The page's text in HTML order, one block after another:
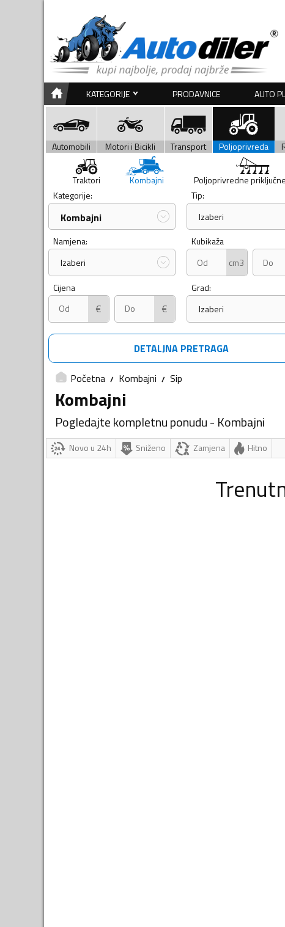
KATEGORIJE PRODAVNICE AUTO
Automobili Motori i Bicikli Transport Poljoprivreda
Traktori Kombajni Poljoprivredne
Kategorije:
Kombajni
Tip:
Izaberi
Namjena:
Izaberi
Kubikaža
cm3
Cijena
€ €
Grad:
Izaberi
DETALJNA PRETRAGA
Početna Kombajni Sip
Kombajni
Pogledajte kompletnu ponudu - Kombajni
Novo u 24h Sniženo Zamjena Hitno